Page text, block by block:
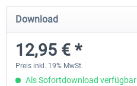
Download
12,95 € *
Preis inkl. 19% MwSt.
Als Sofortdownload verfügbar